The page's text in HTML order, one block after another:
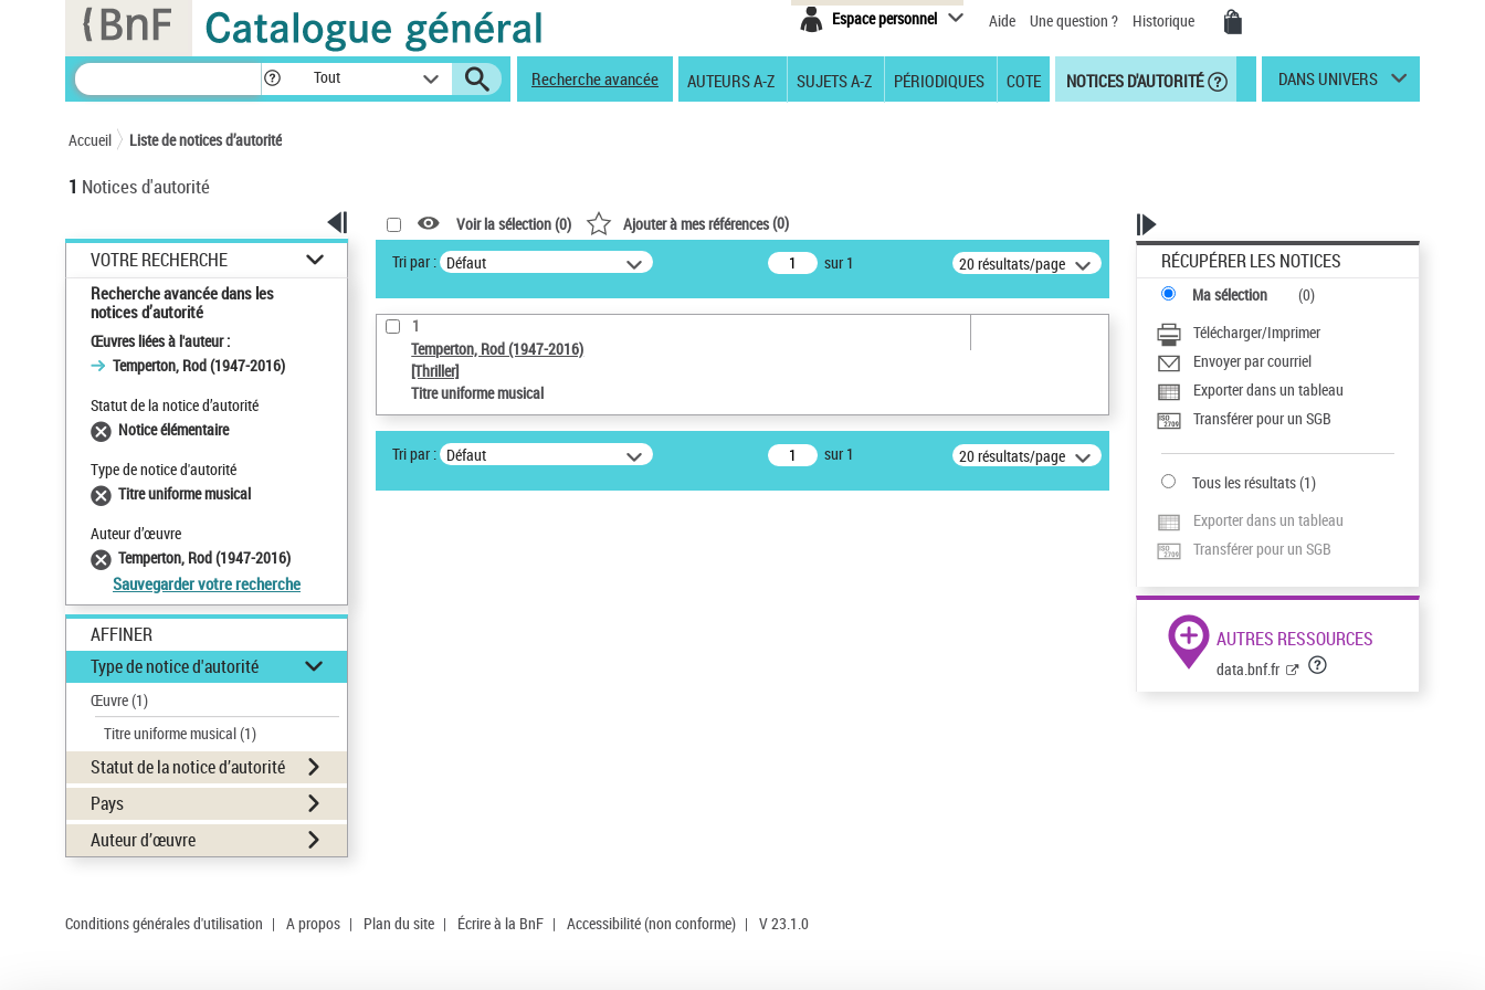
Espace personnel Aide Une question ? Historique
Tout Recherche avancée AUTEURS A-Z SUJETS A-Z PÉRIODIQUES COTE NOTICES D'AUTORITÉ DANS UNIVERS
Accueil Liste de notices d’autorité
1 Notices d'autorité
VOTRE RECHERCHE
Recherche avancée dans les
notices d’autorité
Œuvres liées à l'auteur :
Temperton, Rod (1947-2016)
Statut de la notice d’autorité
Notice élémentaire
Type de notice d'autorité
Titre uniforme musical
Auteur d’œuvre
Temperton, Rod (1947-2016)
Sauvegarder votre recherche
AFFINER
Type de notice d'autorité
Œuvre(1)
Titre uniforme musical(1)
Statut de la notice d’autorité
Pays
Auteur d’œuvre
Voir la sélection (0) Ajouter à mes références(0)
Tri par : Défaut sur 1 20 résultats/page
1
Temperton, Rod (1947-2016)
[Thriller]
Titre uniforme musical
Tri par : Défaut sur 1 20 résultats/page
RÉCUPÉRER LES NOTICES
Ma sélection (0)
Télécharger/Imprimer
Envoyer par courriel
Exporter dans un tableau
Transférer pour un SGB
Tous les résultats(1)
Exporter dans un tableau
Transférer pour un SGB
AUTRES RESSOURCES
data.bnf.fr
Conditions générales d'utilisation | A propos | Plan du site | Écrire à la BnF | Accessibilité (non conforme) | V 23.1.0
Panneau de gestion des cookies